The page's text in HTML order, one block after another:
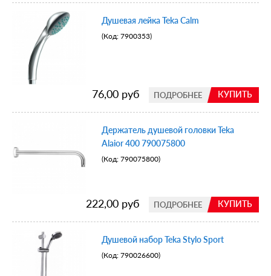
Душевая лейка Teka Calm
(Код: 7900353)
КУПИТЬ
ПОДРОБНЕЕ
76,00 руб
Держатель душевой головки Teka
Alaior 400 790075800
(Код: 790075800)
КУПИТЬ
ПОДРОБНЕЕ
222,00 руб
Душевой набор Teka Stylo Sport
(Код: 790026600)